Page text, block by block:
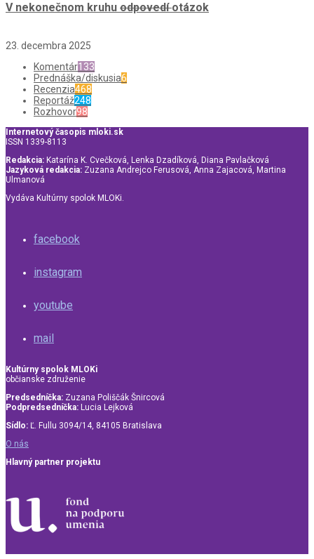
V nekonečnom kruhu odpovedíotázok
23. decembra 2025
Komentár133
Prednáška/diskusia6
Recenzia468
Reportáž248
Rozhovor98
Internetový časopis mloki.sk
ISSN 1339-8113
Redakcia: Katarína K. Cvečková, Lenka Dzadíková, Diana Pavlačková
Jazyková redakcia: Zuzana Andrejco Ferusová, Anna Zajacová, Martina
Ulmanová
Vydáva Kultúrny spolok MLOKi.
facebook
instagram
youtube
mail
Kultúrny spolok MLOKi
občianske združenie
Predsedníčka: Zuzana Poliščák Šnircová
Podpredsedníčka: Lucia Lejková
Sídlo: Ľ. Fullu 3094/14, 84105 Bratislava
O nás
Hlavný partner projektu